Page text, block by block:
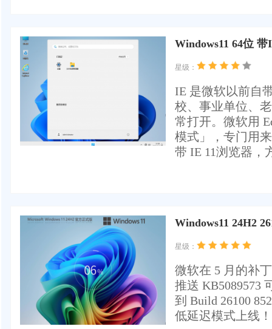
Windows11 64位
星级：
IE 是微软以前自
校、事业单位、
常打开。微软用
模式」，专门用
带 IE 11浏览器，
Windows11 24H2
星级：
微软在 5 月的补
推送 KB5089573
到 Build 26100
低延迟模式上线